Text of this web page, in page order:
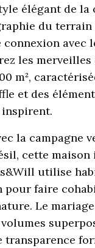
élégant de la
du
avec
les merveilles
m²,
et des
la campagne
cette
utilise
pour faire
Le
transparence